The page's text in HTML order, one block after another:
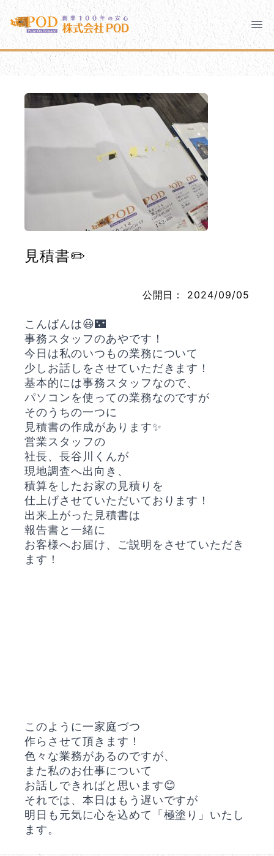
メインコンテンツにスキップ
株式会社ペイント・オン・デマンド
千葉の外壁塗装・屋根塗装なら創業100年の安心 ペイン
株式会社ペイント・オン・デマンド
モバイルメニュー
PODのまちづくり 安心の取り組み
ご相談と流れ よくあるご質問
PODについて
お問い合わせ
見積書✏️
公開日： 2024/09/05
こんばんは😃🌃
事務スタッフのあやです！
今日は私のいつもの業務について
少しお話しをさせていただきます！
基本的には事務スタッフなので、
パソコンを使っての業務なのですが
そのうちの一つに
見積書の作成があります✨
営業スタッフの
社長、長谷川くんが
現地調査へ出向き、
積算をしたお家の見積りを
仕上げさせていただいております！
出来上がった見積書は
報告書と一緒に
お客様へお届け、ご説明をさせていただき
ます！
このように一家庭づつ
作らさせて頂きます！
色々な業務があるのですが、
また私のお仕事について
お話しできればと思います😊
それでは、本日はもう遅いですが
明日も元気に心を込めて「極塗り」いたし
ます。